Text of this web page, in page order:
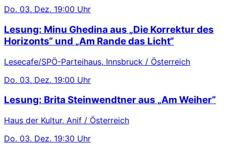
Do. 03. Dez. 19:00 Uhr
Lesung: Minu Ghedina aus „Die Korrektur des
Horizonts“ und „Am Rande das Licht“
Lesecafe/SPÖ-Parteihaus, Innsbruck / Österreich
Do. 03. Dez. 19:00 Uhr
Lesung: Brita Steinwendtner aus „Am Weiher“
Haus der Kultur, Anif / Österreich
Do. 03. Dez. 19:30 Uhr